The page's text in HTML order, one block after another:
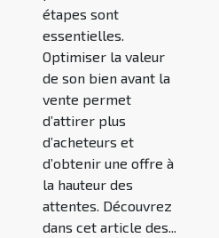
étapes sont
essentielles.
Optimiser la valeur
de son bien avant la
vente permet
d’attirer plus
d’acheteurs et
d’obtenir une offre à
la hauteur des
attentes. Découvrez
dans cet article des...